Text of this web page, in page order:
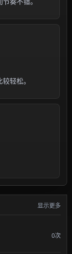
轻松。
显示更多
0次